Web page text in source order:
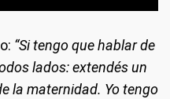
“Si tengo que hablar de
lados: extendés un
la maternidad. Yo tengo